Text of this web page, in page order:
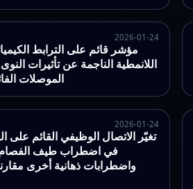
2026-01-24
مؤشر قائم على الترابط
اللانمطية الناجمة عن تأثيرات
الموصلات
2026-01-24
تغيّر الاتصال الوظيفي القائم على
في اضطراب طيف الفصام
واضطرابات ذهانية أخرى